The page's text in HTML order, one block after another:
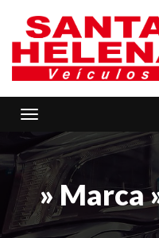
Toggle navigation
» Marca